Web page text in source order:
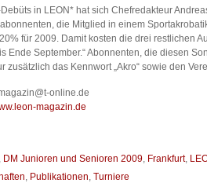
in LEON* hat sich Chefredakteur
die Mitglied in einem
für 2009. Damit kosten die drei restlichen
Ende September.“ Abonnenten, die diesen
zusätzlich das Kennwort „Akro“ sowie den
online.de
magazin.de
, DM Junioren und Senioren 2009, Frankfurt,
, Publikationen, Turniere